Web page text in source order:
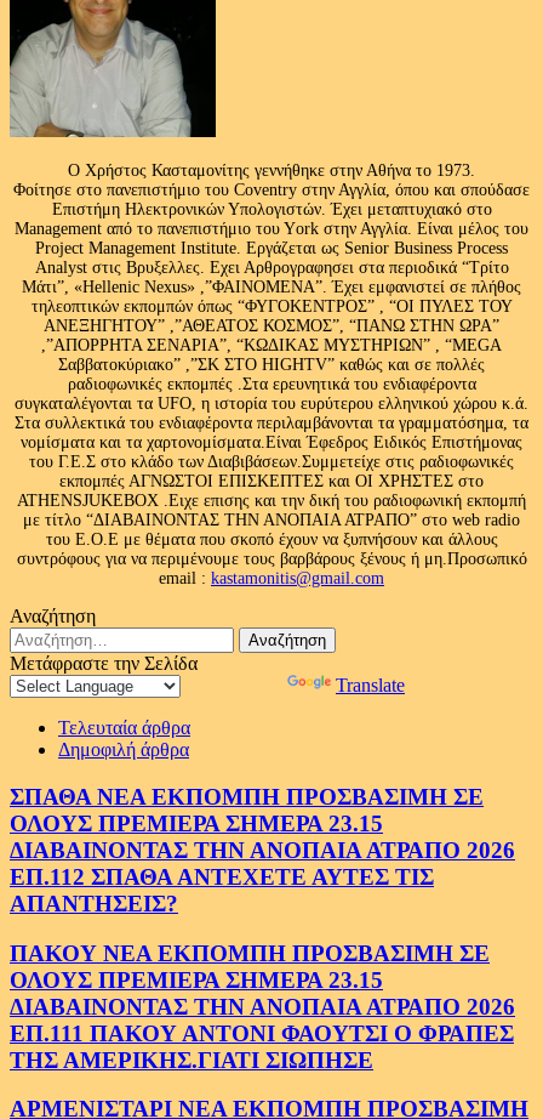
Ο Χρήστος Κασταμονίτης γεννήθηκε στην Αθήνα το 1973.
Φοίτησε στο πανεπιστήμιο του Coventry στην Αγγλία, όπου και σπούδασε
Επιστήμη Ηλεκτρονικών Υπολογιστών. Έχει μεταπτυχιακό στο
Management από το πανεπιστήμιο του Υork στην Αγγλία. Είναι μέλος του
Project Management Institute. Εργάζεται ως Senior Business Process
Analyst στις Βρυξελλες. Εχει Αρθρογραφησει στα περιοδικά “Τρίτο
Μάτι”, «Hellenic Nexus» ,”ΦΑΙΝΟΜΕΝΑ”. Έχει εμφανιστεί σε πλήθος
τηλεοπτικών εκπομπών όπως “ΦΥΓΟΚΕΝΤΡΟΣ” , “ΟΙ ΠΥΛΕΣ ΤΟΥ
ΑΝΕΞΗΓΗΤΟΥ” ,”ΑΘΕΑΤΟΣ ΚΟΣΜΟΣ”, “ΠΑΝΩ ΣΤΗΝ ΩΡΑ”
,”ΑΠΟΡΡΗΤΑ ΣΕΝΑΡΙΑ”, “ΚΩΔΙΚΑΣ ΜΥΣΤΗΡΙΩΝ” , “MEGA
Σαββατοκύριακο” ,”ΣΚ ΣΤΟ HIGHTV” καθώς και σε πολλές
ραδιοφωνικές εκπομπές .Στα ερευνητικά του ενδιαφέροντα
συγκαταλέγονται τα UFO, η ιστορία του ευρύτερου ελληνικού χώρου κ.ά.
Στα συλλεκτικά του ενδιαφέροντα περιλαμβάνονται τα γραμματόσημα, τα
νομίσματα και τα χαρτονομίσματα.Είναι Έφεδρος Ειδικός Επιστήμονας
του Γ.Ε.Σ στο κλάδο των Διαβιβάσεων.Συμμετείχε στις ραδιοφωνικές
εκπομπές ΑΓΝΩΣΤΟΙ ΕΠΙΣΚΕΠΤΕΣ και ΟΙ ΧΡΗΣΤΕΣ στο
ATHENSJUKEBOX .Ειχε επισης και την δική του ραδιοφωνική εκπομπή
με τίτλο “ΔΙΑΒΑΙΝΟΝΤΑΣ ΤΗΝ ΑΝΟΠΑΙΑ ΑΤΡΑΠΟ” στο web radio
του Ε.Ο.Ε με θέματα που σκοπό έχουν να ξυπνήσουν και άλλους
συντρόφους για να περιμένουμε τους βαρβάρους ξένους ή μη.Προσωπικό
email : kastamonitis@gmail.com
Αναζήτηση
Αναζήτηση
για:
Μετάφραστε την Σελίδα
Translate
Τελευταία άρθρα
Δημοφιλή άρθρα
ΣΠΑΘΑ ΝΕΑ ΕΚΠΟΜΠΗ ΠΡΟΣΒΑΣΙΜΗ ΣΕ
ΟΛΟΥΣ ΠΡΕΜΙΕΡΑ ΣΗΜΕΡΑ 23.15
ΔΙΑΒΑΙΝΟΝΤΑΣ ΤΗΝ ΑΝΟΠΑΙΑ ΑΤΡΑΠΟ 2026
ΕΠ.112 ΣΠΑΘΑ ΑΝΤΕΧΕΤΕ ΑΥΤΕΣ ΤΙΣ
ΑΠΑΝΤΗΣΕΙΣ?
ΠΑΚΟΥ ΝΕΑ ΕΚΠΟΜΠΗ ΠΡΟΣΒΑΣΙΜΗ ΣΕ
ΟΛΟΥΣ ΠΡΕΜΙΕΡΑ ΣΗΜΕΡΑ 23.15
ΔΙΑΒΑΙΝΟΝΤΑΣ ΤΗΝ ΑΝΟΠΑΙΑ ΑΤΡΑΠΟ 2026
ΕΠ.111 ΠΑΚΟΥ ΑΝΤΟΝΙ ΦΑΟΥΤΣΙ Ο ΦΡΑΠΕΣ
ΤΗΣ ΑΜΕΡΙΚΗΣ.ΓΙΑΤΙ ΣΙΩΠΗΣΕ
ΑΡΜΕΝΙΣΤΑΡΙ ΝΕΑ ΕΚΠΟΜΠΗ ΠΡΟΣΒΑΣΙΜΗ